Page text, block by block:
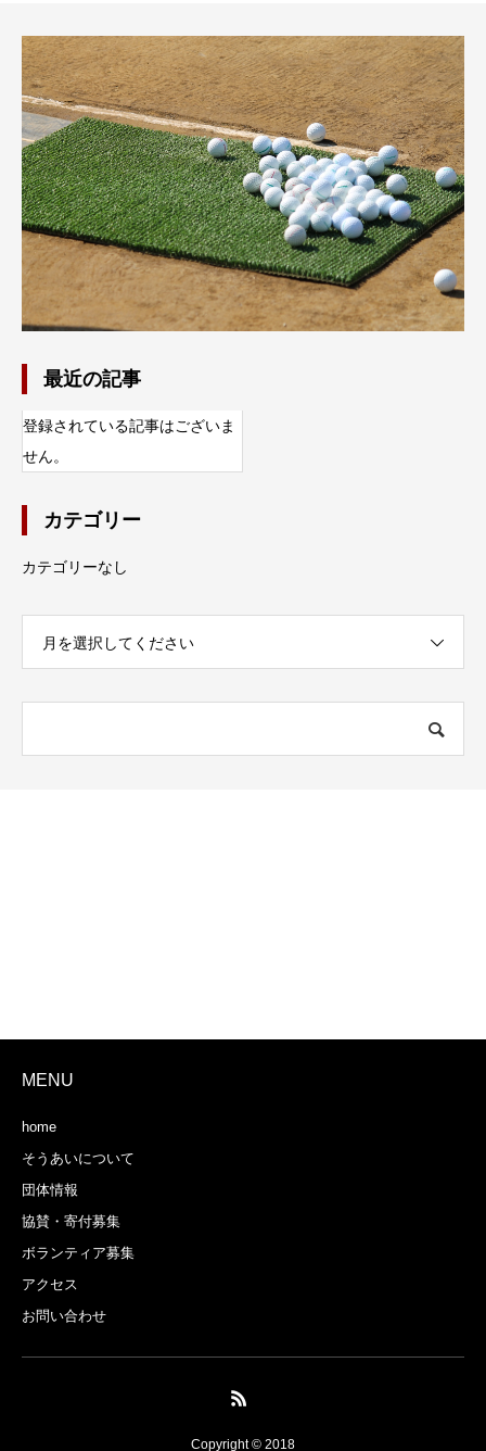
最近の記事
登録されている記事はございま
せん。
カテゴリー
カテゴリーなし
月を選択してください
MENU
home
そうあいについて
団体情報
協賛・寄付募集
ボランティア募集
アクセス
お問い合わせ
Copyright © 2018